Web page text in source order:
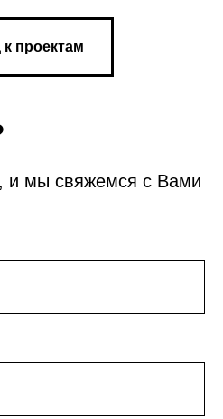
к проектам
и мы свяжемся с Вами